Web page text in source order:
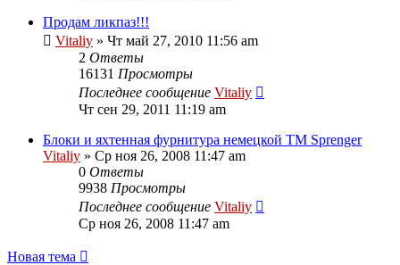
Продам ликпаз!!!
Vitaliy » Чт май 27, 2010 11:56 am
2 Ответы
16131 Просмотры
Последнее сообщение Vitaliy
Чт сен 29, 2011 11:19 am
Блоки и яхтенная фурнитура немецкой ТМ Sprenger
Vitaliy » Ср ноя 26, 2008 11:47 am
0 Ответы
9938 Просмотры
Последнее сообщение Vitaliy
Ср ноя 26, 2008 11:47 am
Новая тема